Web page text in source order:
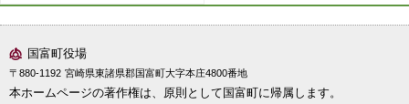
国富町役場
〒880-1192 宮崎県東諸県郡国富町大字本庄4800番地
本ホームページの著作権は、原則として国富町に帰属します。